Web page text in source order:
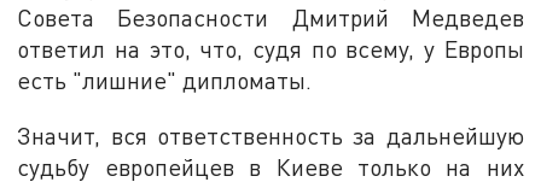
Совета Безопасности Дмитрий Медведев
ответил на это, что, судя по всему, у Европы
есть "лишние" дипломаты.
Значит, вся ответственность за дальнейшую
судьбу европейцев в Киеве только на них